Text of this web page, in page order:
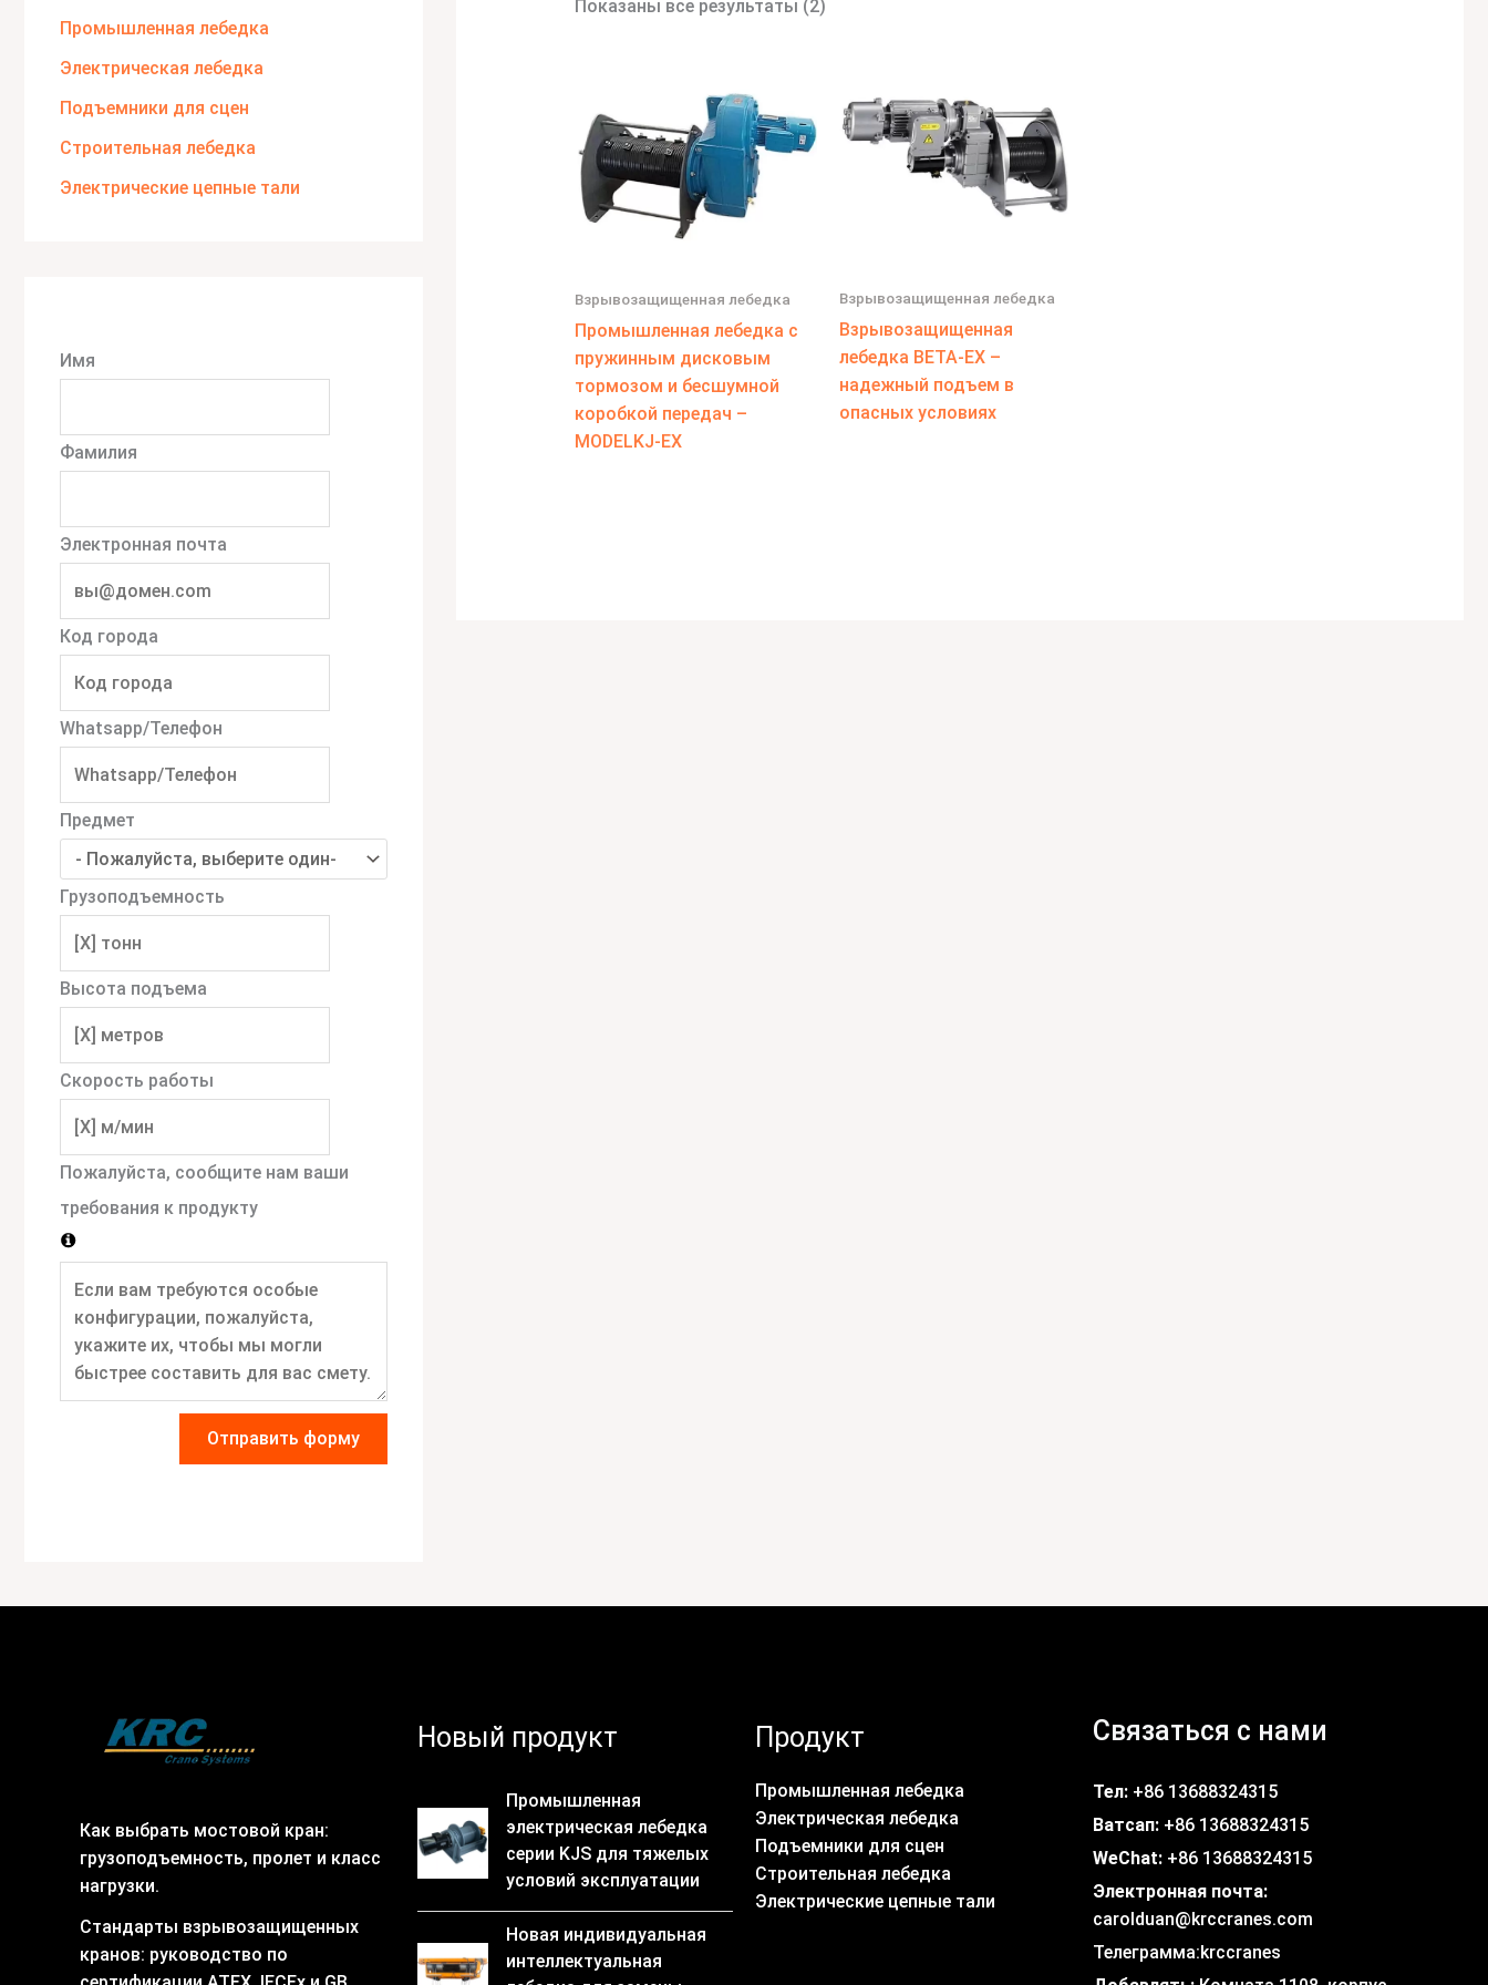
Промышленная лебедка
Электрическая лебедка
Подъемники для сцен
Строительная лебедка
Электрические цепные тали
Имя
Фамилия
Электронная почта
Код города
Whatsapp/Телефон
Предмет
Грузоподъемность
Высота подъема
Скорость работы
Пожалуйста, сообщите нам ваши
требования к продукту
Отправить форму
Показаны все результаты (2)
Взрывозащищенная лебедка
Промышленная лебедка с
пружинным дисковым
тормозом и бесшумной
коробкой передач –
MODELKJ-EX
Взрывозащищенная лебедка
Взрывозащищенная
лебедка BETA-EX –
надежный подъем в
опасных условиях
Как выбрать мостовой кран:
грузоподъемность, пролет и класс
нагрузки.
Стандарты взрывозащищенных
кранов: руководство по
Новый продукт
Промышленная
электрическая лебедка
серии KJS для тяжелых
условий эксплуатации
Новая индивидуальная
интеллектуальная
Продукт
Промышленная лебедка
Электрическая лебедка
Подъемники для сцен
Строительная лебедка
Электрические цепные тали
Связаться с нами
Тел: +86 13688324315
Ватсап: +86 13688324315
WeChat: +86 13688324315
Электронная почта:
carolduan@krccranes.com
Телеграмма:krccranes